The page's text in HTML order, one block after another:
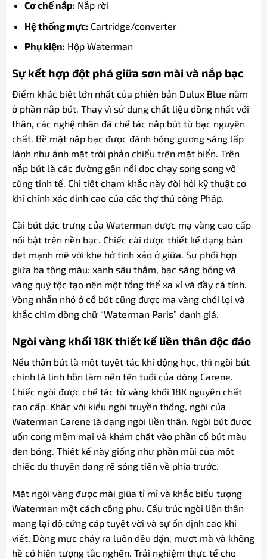
Cơ chế nắp: Nắp rời
Hệ thống mực: Cartridge/converter
Phụ kiện: Hộp Waterman
Sự kết hợp đột phá giữa sơn mài và nắp bạc
Điểm khác biệt lớn nhất của phiên bản Dulux Blue nằm
ở phần nắp bút. Thay vì sử dụng chất liệu đồng nhất với
thân, các nghệ nhân đã chế tác nắp bút từ bạc nguyên
chất. Bề mặt nắp bạc được đánh bóng gương sáng lấp
lánh như ánh mặt trời phản chiếu trên mặt biển. Trên
nắp bút là các đường gân nổi dọc chạy song song vô
cùng tinh tế. Chi tiết chạm khắc này đòi hỏi kỹ thuật cơ
khí chính xác đỉnh cao của các thợ thủ công Pháp.
Cài bút đặc trưng của Waterman được mạ vàng cao cấp
nổi bật trên nền bạc. Chiếc cài được thiết kế dạng bản
dẹt mạnh mẽ với khe hở tinh xảo ở giữa. Sự phối hợp
giữa ba tông màu: xanh sâu thẳm, bạc sáng bóng và
vàng quý tộc tạo nên một tổng thể xa xỉ và đầy cá tính.
Vòng nhẫn nhỏ ở cổ bút cũng được mạ vàng chói lọi và
khắc chìm dòng chữ “Waterman Paris” danh giá.
Ngòi vàng khối 18K thiết kế liền thân độc đáo
Nếu thân bút là một tuyệt tác khí động học, thì ngòi bút
chính là linh hồn làm nên tên tuổi của dòng Carene.
Chiếc ngòi được chế tác từ vàng khối 18K nguyên chất
cao cấp. Khác với kiểu ngòi truyền thống, ngòi của
Waterman Carene là dạng ngòi liền thân. Ngòi bút được
uốn cong mềm mại và khảm chặt vào phần cổ bút màu
đen bóng. Thiết kế này giống như phần mũi của một
chiếc du thuyền đang rẽ sóng tiến về phía trước.
Mặt ngòi vàng được mài giũa tỉ mỉ và khắc biểu tượng
Waterman một cách công phu. Cấu trúc ngòi liền thân
mang lại độ cứng cáp tuyệt vời và sự ổn định cao khi
viết. Dòng mực chảy ra luôn đều đặn, mượt mà và không
hề có hiện tượng tắc nghẽn. Trải nghiệm thực tế cho